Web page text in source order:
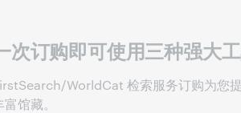
次订购即可使用三种强大
WorldCat 检索服务订购为您
富馆藏。